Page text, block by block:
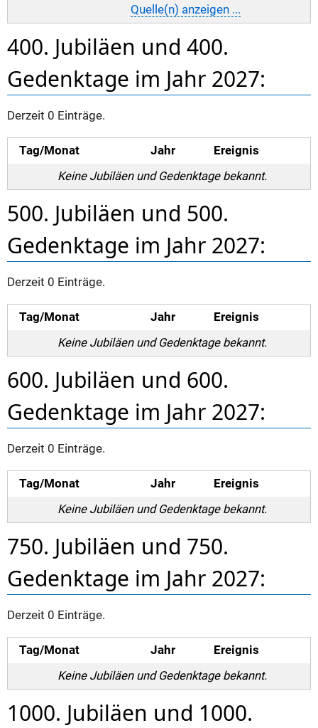
Quelle(n) anzeigen ...
400. Jubiläen und 400.
Gedenktage im Jahr 2027:
Derzeit 0 Einträge.
Tag/Monat Jahr
Ereignis
Keine Jubiläen und Gedenktage bekannt.
500. Jubiläen und 500.
Gedenktage im Jahr 2027:
Derzeit 0 Einträge.
Tag/Monat Jahr
Ereignis
Keine Jubiläen und Gedenktage bekannt.
600. Jubiläen und 600.
Gedenktage im Jahr 2027:
Derzeit 0 Einträge.
Tag/Monat Jahr
Ereignis
Keine Jubiläen und Gedenktage bekannt.
750. Jubiläen und 750.
Gedenktage im Jahr 2027:
Derzeit 0 Einträge.
Tag/Monat Jahr
Ereignis
Keine Jubiläen und Gedenktage bekannt.
1000. Jubiläen und 1000.